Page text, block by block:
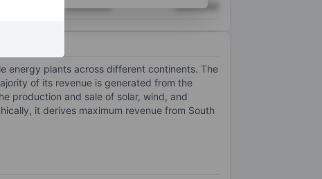
XXXXXXX XXXXXXX
energy plants across different continents. The
of its revenue is generated from the
production and sale of solar, wind, and
it derives maximum revenue from South